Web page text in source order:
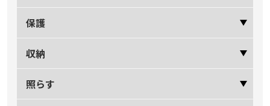
保護
収納
照らす